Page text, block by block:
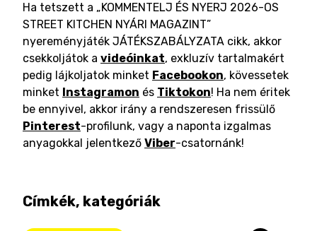
Ha tetszett a „KOMMENTELJ ÉS NYERJ 2026-OS
STREET KITCHEN NYÁRI MAGAZINT”
nyereményjáték JÁTÉKSZABÁLYZATA cikk, akkor
csekkoljátok a videóinkat, exkluzív tartalmakért
pedig lájkoljatok minket Facebookon, kövessetek
minket Instagramon és Tiktokon! Ha nem éritek
be ennyivel, akkor irány a rendszeresen frissülő
Pinterest-profilunk, vagy a naponta izgalmas
anyagokkal jelentkező Viber-csatornánk!
Címkék, kategóriák